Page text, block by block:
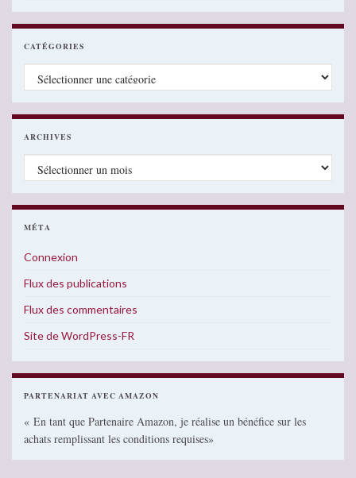
CATÉGORIES
Catégories
ARCHIVES
Archives
MÉTA
Connexion
Flux des publications
Flux des commentaires
Site de WordPress-FR
PARTENARIAT AVEC AMAZON
« En tant que Partenaire Amazon, je réalise un bénéfice sur les
achats remplissant les conditions requises»